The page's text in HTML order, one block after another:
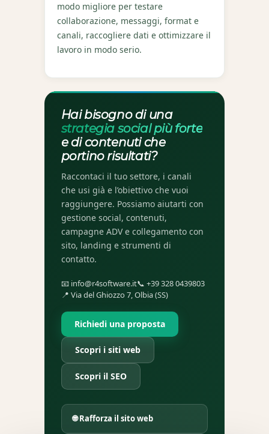
modo migliore per testare
collaborazione, messaggi, format e
canali, raccogliere dati e ottimizzare il
lavoro in modo serio.
Hai bisogno di una
strategia social più forte
e di contenuti che
portino risultati?
Raccontaci il tuo settore, i canali
che usi già e l’obiettivo che vuoi
raggiungere. Possiamo aiutarti con
gestione social, contenuti,
campagne ADV e collegamento con
sito, landing e strumenti di
contatto.
📧 info@r4software.it📞 +39 328 0439803
📍 Via del Ghiozzo 7, Olbia (SS)
Richiedi una proposta
Scopri i siti web
Scopri il SEO
🌐 Rafforza il sito web